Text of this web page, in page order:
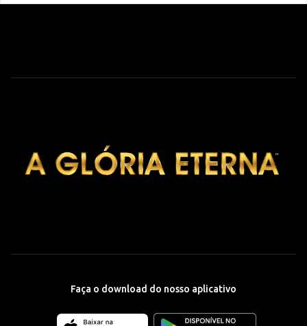
Faça o download do nosso aplicativo
Download
Download